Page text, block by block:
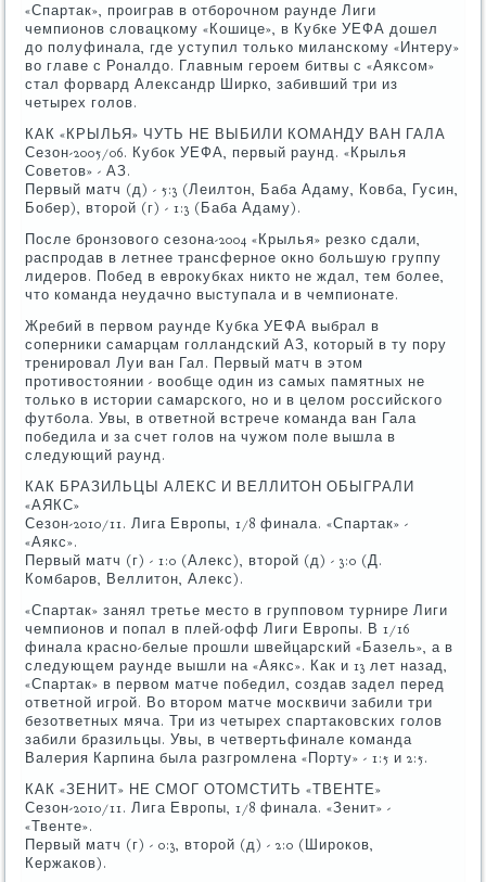
«Спартак», проиграв в отборочном раунде Лиги
чемпионов словацкому «Кошице», в Кубке УЕФА дошел
до полуфинала, где уступил только миланскому «Интеру»
во главе с Роналдо. Главным героем битвы с «Аяксом»
стал форвард Александр Ширко, забивший три из
четырех голов.
КАК «КРЫЛЬЯ» ЧУТЬ НЕ ВЫБИЛИ КОМАНДУ ВАН ГАЛА
Сезон-2005/06. Кубок УЕФА, первый раунд. «Крылья
Советов» - АЗ.
Первый матч (д) - 5:3 (Леилтон, Баба Адаму, Ковба, Гусин,
Бобер), второй (г) - 1:3 (Баба Адаму).
После бронзового сезона-2004 «Крылья» резко сдали,
распродав в летнее трансферное окно большую группу
лидеров. Побед в еврокубках никто не ждал, тем более,
что команда неудачно выступала и в чемпионате.
Жребий в первом раунде Кубка УЕФА выбрал в
соперники самарцам голландский АЗ, который в ту пору
тренировал Луи ван Гал. Первый матч в этом
противостоянии - вообще один из самых памятных не
только в истории самарского, но и в целом российского
футбола. Увы, в ответной встрече команда ван Гала
победила и за счет голов на чужом поле вышла в
следующий раунд.
КАК БРАЗИЛЬЦЫ АЛЕКС И ВЕЛЛИТОН ОБЫГРАЛИ
«АЯКС»
Сезон-2010/11. Лига Европы, 1/8 финала. «Спартак» -
«Аякс».
Первый матч (г) - 1:0 (Алекс), второй (д) - 3:0 (Д.
Комбаров, Веллитон, Алекс).
«Спартак» занял третье место в групповом турнире Лиги
чемпионов и попал в плей-офф Лиги Европы. В 1/16
финала красно-белые прошли швейцарский «Базель», а в
следующем раунде вышли на «Аякс». Как и 13 лет назад,
«Спартак» в первом матче победил, создав задел перед
ответной игрой. Во втором матче москвичи забили три
безответных мяча. Три из четырех спартаковских голов
забили бразильцы. Увы, в четвертьфинале команда
Валерия Карпина была разгромлена «Порту» - 1:5 и 2:5.
КАК «ЗЕНИТ» НЕ СМОГ ОТОМСТИТЬ «ТВЕНТЕ»
Сезон-2010/11. Лига Европы, 1/8 финала. «Зенит» -
«Твенте».
Первый матч (г) - 0:3, второй (д) - 2:0 (Широков,
Кержаков).